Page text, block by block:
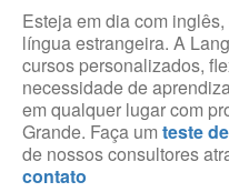
Esteja em dia com
língua estrangeira. A
cursos personalizados,
necessidade de
em qualquer lugar com
Grande. Faça um teste
de nossos consultores
contato